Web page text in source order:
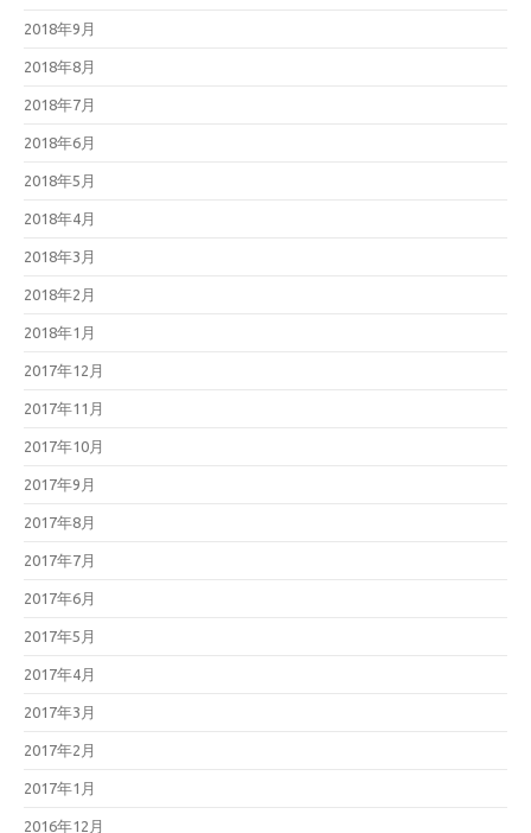
2018年9月
2018年8月
2018年7月
2018年6月
2018年5月
2018年4月
2018年3月
2018年2月
2018年1月
2017年12月
2017年11月
2017年10月
2017年9月
2017年8月
2017年7月
2017年6月
2017年5月
2017年4月
2017年3月
2017年2月
2017年1月
2016年12月